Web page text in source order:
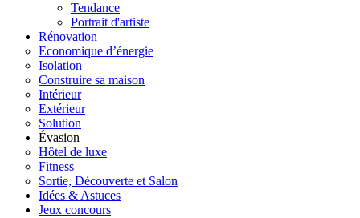
Tendance
Portrait d'artiste
Rénovation
Economique d’énergie
Isolation
Construire sa maison
Intérieur
Extérieur
Solution
Évasion
Hôtel de luxe
Fitness
Sortie, Découverte et Salon
Idées & Astuces
Jeux concours